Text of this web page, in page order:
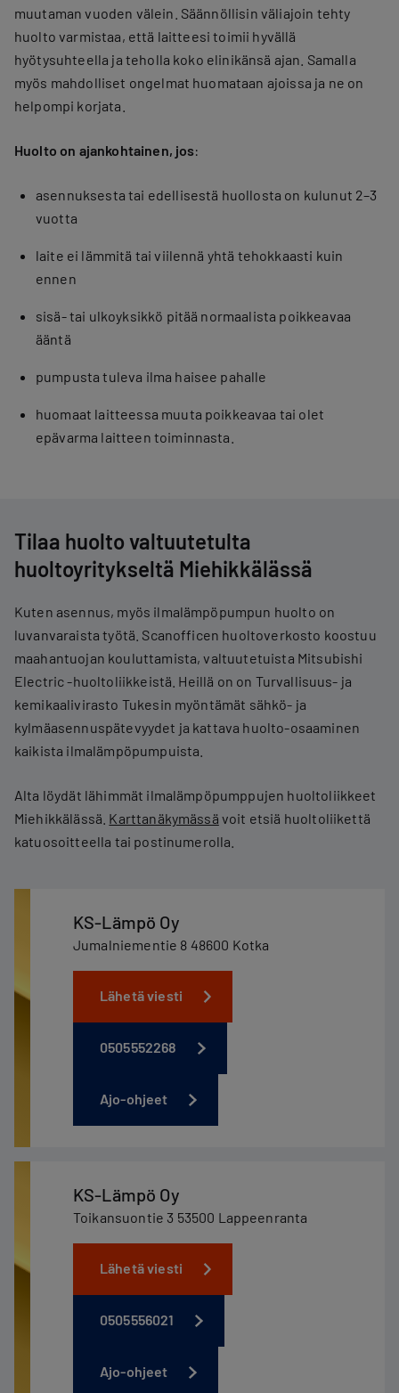
muutaman vuoden välein. Säännöllisin väliajoin tehty
huolto varmistaa, että laitteesi toimii hyvällä
hyötysuhteella ja teholla koko elinikänsä ajan. Samalla
myös mahdolliset ongelmat huomataan ajoissa ja ne on
helpompi korjata.
Huolto on ajankohtainen, jos:
asennuksesta tai edellisestä huollosta on kulunut 2–3
vuotta
laite ei lämmitä tai viilennä yhtä tehokkaasti kuin
ennen
sisä- tai ulkoyksikkö pitää normaalista poikkeavaa
ääntä
pumpusta tuleva ilma haisee pahalle
huomaat laitteessa muuta poikkeavaa tai olet
epävarma laitteen toiminnasta.
Tilaa huolto valtuutetulta
huoltoyritykseltä Miehikkälässä
Kuten asennus, myös ilmalämpöpumpun huolto on
luvanvaraista työtä. Scanofficen huoltoverkosto koostuu
maahantuojan kouluttamista, valtuutetuista Mitsubishi
Electric -huoltoliikkeistä. Heillä on on Turvallisuus- ja
kemikaalivirasto Tukesin myöntämät sähkö- ja
kylmäasennuspätevyydet ja kattava huolto-osaaminen
kaikista ilmalämpöpumpuista.
Alta löydät lähimmät ilmalämpöpumppujen huoltoliikkeet
Miehikkälässä. Karttanäkymässä voit etsiä huoltoliikettä
katuosoitteella tai postinumerolla.
KS-Lämpö Oy
Jumalniementie 8 48600 Kotka
Lähetä viesti
0505552268
Ajo-ohjeet
KS-Lämpö Oy
Toikansuontie 3 53500 Lappeenranta
Lähetä viesti
0505556021
Ajo-ohjeet